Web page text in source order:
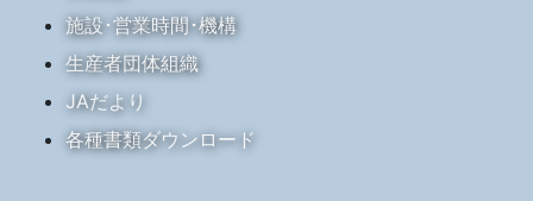
施設･営業時間･機構
生産者団体組織
JAだより
各種書類ダウンロード